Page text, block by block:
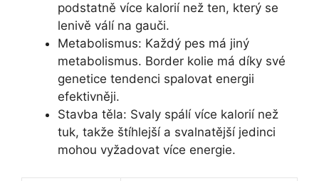
podstatně více kalorií než ten, který se
lenivě válí na gauči.
Metabolismus: Každý pes má jiný
metabolismus. Border kolie má díky své
genetice tendenci spalovat energii
efektivněji.
Stavba těla: Svaly spálí více kalorií než
tuk, takže štíhlejší a svalnatější jedinci
mohou vyžadovat více energie.